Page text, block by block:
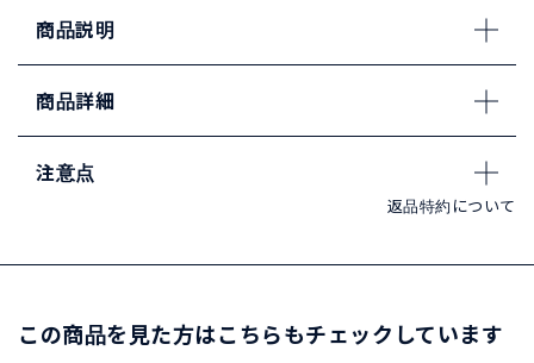
商品説明
商品詳細
注意点
返品特約について
この商品を見た方はこちらもチェックしています